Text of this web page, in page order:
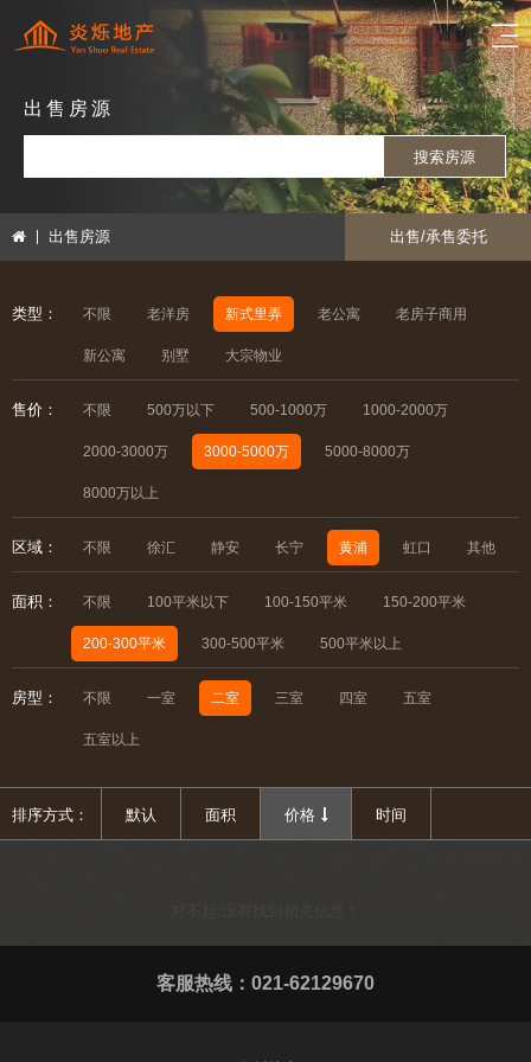
出售房源
搜索房源
出售房源 出售/承售委托
类型： 不限 老洋房 新式里弄 老公寓 老房子商用
新公寓 别墅 大宗物业
售价： 不限 500万以下 500-1000万 1000-2000万
2000-3000万 3000-5000万 5000-8000万
8000万以上
区域： 不限 徐汇 静安 长宁 黄浦 虹口 其他
面积： 不限 100平米以下 100-150平米 150-200平米
200-300平米 300-500平米 500平米以上
房型： 不限 一室 二室 三室 四室 五室
五室以上
排序方式： 默认 面积 价格 时间
客服热线：021-62129670